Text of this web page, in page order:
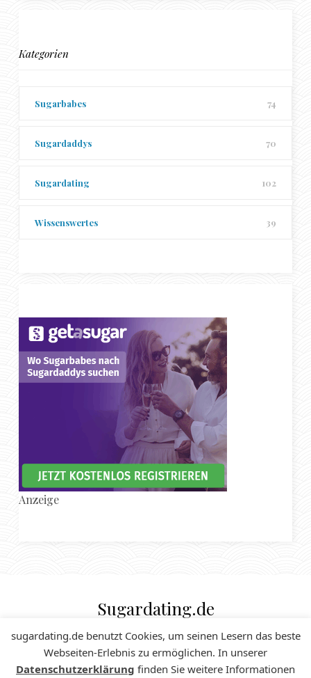
Kategorien
Sugarbabes 74
Sugardaddys 70
Sugardating 102
Wissenswertes 39
Anzeige
Sugardating.de
SUGAR DADDY & SUGAR BABE MAGAZIN
sugardating.de benutzt Cookies, um seinen Lesern das beste
Webseiten-Erlebnis zu ermöglichen. In unserer
Datenschutzerklärung finden Sie weitere Informationen